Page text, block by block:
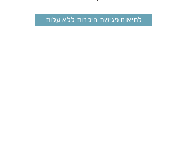
לתיאום פגישת היכרות ללא עלות